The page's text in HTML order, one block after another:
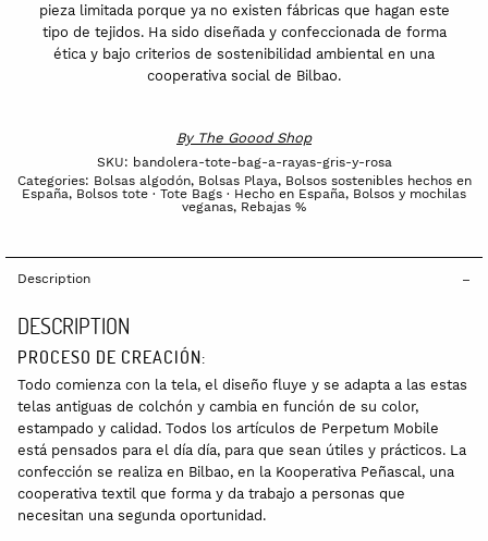
pieza limitada porque ya no existen fábricas que hagan este
tipo de tejidos. Ha sido diseñada y confeccionada de forma
ética y bajo criterios de sostenibilidad ambiental en una
cooperativa social de Bilbao.
By The Goood Shop
SKU: bandolera-tote-bag-a-rayas-gris-y-rosa
Categories: Bolsas algodón, Bolsas Playa, Bolsos sostenibles hechos en
España, Bolsos tote · Tote Bags · Hecho en España, Bolsos y mochilas
veganas, Rebajas %
Description
DESCRIPTION
PROCESO DE CREACIÓN:
Todo comienza con la tela, el diseño fluye y se adapta a las estas
telas antiguas de colchón y cambia en función de su color,
estampado y calidad. Todos los artículos de Perpetum Mobile
está pensados para el día día, para que sean útiles y prácticos. La
confección se realiza en Bilbao, en la Kooperativa Peñascal, una
cooperativa textil que forma y da trabajo a personas que
necesitan una segunda oportunidad.